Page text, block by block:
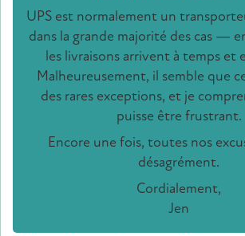
UPS est normalement un
dans la grande majorité des cas —
les livraisons arrivent à temps et
Malheureusement, il semble que
des rares exceptions, et je
puisse être frustrant.
Encore une fois, toutes nos
désagrément.
Cordialement,
Jen